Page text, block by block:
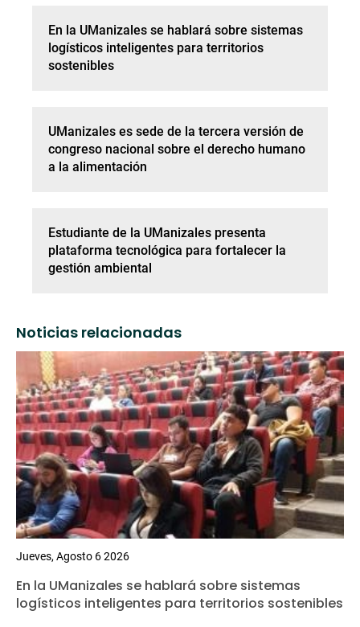
En la UManizales se hablará sobre sistemas
logísticos inteligentes para territorios
sostenibles
UManizales es sede de la tercera versión de
congreso nacional sobre el derecho humano
a la alimentación
Estudiante de la UManizales presenta
plataforma tecnológica para fortalecer la
gestión ambiental
Noticias relacionadas
Jueves, Agosto 6 2026
En la UManizales se hablará sobre sistemas
logísticos inteligentes para territorios sostenibles